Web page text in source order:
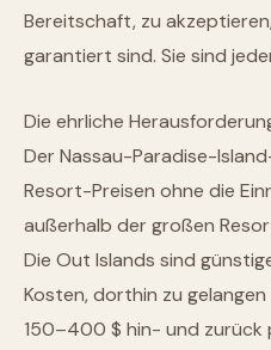
Bereitschaft, zu
garantiert sind. Sie sind
Die ehrliche
Der Nassau-Paradise-
Resort-Preisen ohne die
außerhalb der großen
Die Out Islands sind
Kosten, dorthin zu
150–400 $ hin- und zurück